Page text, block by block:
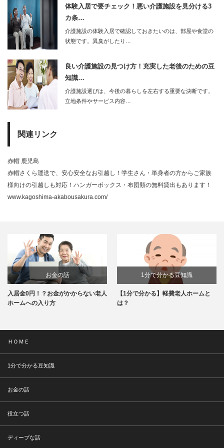
体験入居で要チェック！悪い介護施設を見分ける3
カ条…
介護施設の体験入居で確認しておきたいのは、部屋や食堂の
状態です。異臭がしたり…
良い介護施設の見つけ方！充実した老後のための豆
知識…
介護施設選びは、今後の暮らしを左右する重要な決断です。
立地条件やサービス内容…
関連リンク
赤帽 鹿児島
赤帽さくら運送で、安心安全なお引越し！学生さん・単身者の方からご家族
様向けの引越しも対応！ハンガーボックス・布団類の無料貸出もあります！
www.kagoshima-akabousakura.com/
お金の話
入居金0円！？お金がかからない老人
ホームへの入り方
1分で分かる豆知識
【1分で分かる】軽費老人ホームと
は？
ＨＯＭＥ
1分で分かる豆知識
お金の話
役立つ話
ディープな話